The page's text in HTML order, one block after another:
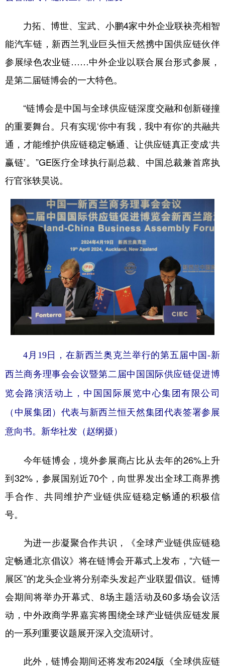
力拓、博世、宝武、小鹏4家中外企业联袂亮相智
能汽车链，新西兰乳业巨头恒天然携中国供应链伙伴
参展绿色农业链……中外企业以联合展台形式参展，
是第二届链博会的一大特色。
“链博会是中国与全球供应链深度交融和创新碰撞
的重要舞台。只有实现‘你中有我，我中有你’的共融共
通，才能维护供应链稳定畅通、让供应链真正变成‘共
赢链’。”GE医疗全球执行副总裁、中国总裁兼首席执
行官张轶昊说。
4月19日，在新西兰奥克兰举行的第五届中国-新
西兰商务理事会会议暨第二届中国国际供应链促进博
览会路演活动上，中国国际展览中心集团有限公司
（中展集团）代表与新西兰恒天然集团代表签署参展
意向书。新华社发（赵纲摄）
今年链博会，境外参展商占比从去年的26%上升
到32%，参展国别近70个，向世界发出全球工商界携
手合作、共同维护产业链供应链稳定畅通的积极信
号。
为进一步凝聚合作共识，《全球产业链供应链稳
定畅通北京倡议》将在链博会开幕式上发布，“六链一
展区”的龙头企业将分别牵头发起产业联盟倡议。链博
会期间将举办开幕式、8场主题活动及60多场会议活
动，中外政商学界嘉宾将围绕全球产业链供应链发展
的一系列重要议题展开深入交流研讨。
此外，链博会期间还将发布2024版《全球供应链